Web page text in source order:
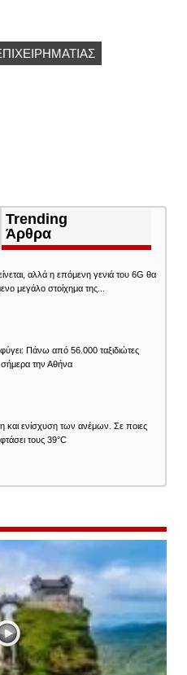
Trending
Άρθρα
αλλά η επόμενη γενιά του 6G θα
μεγάλο στοίχημα της...
Πάνω από 56.000 ταξιδιώτες
σήμερα την Αθήνα
και ενίσχυση των ανέμων. Σε ποιες
τους 39°C